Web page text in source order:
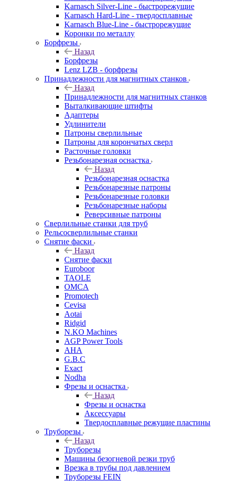
Karnasch Silver-Line - быстрорежущие
Karnasch Hard-Line - твердосплавные
Karnasch Blue-Line - быстрорежущие
Коронки по металлу
Борфрезы
Назад
Борфрезы
Lenz LZB - борфрезы
Принадлежности для магнитных станков
Назад
Принадлежности для магнитных станков
Выталкивающие штифты
Адаптеры
Удлинители
Патроны сверлильные
Патроны для корончатых сверл
Расточные головки
Резьбонарезная оснастка
Назад
Резьбонарезная оснастка
Резьбонарезные патроны
Резьбонарезные головки
Резьбонарезные наборы
Реверсивные патроны
Сверлильные станки для труб
Рельсосверлильные станки
Снятие фаски
Назад
Снятие фаски
Euroboor
TAOLE
OMCA
Promotech
Cevisa
Aotai
Ridgid
N.KO Machines
AGP Power Tools
AHA
G.B.C
Exact
Nodha
Фрезы и оснастка
Назад
Фрезы и оснастка
Аксессуары
Твердосплавные режущие пластины
Труборезы
Назад
Труборезы
Машины безогневой резки труб
Врезка в трубы под давлением
Труборезы FEIN